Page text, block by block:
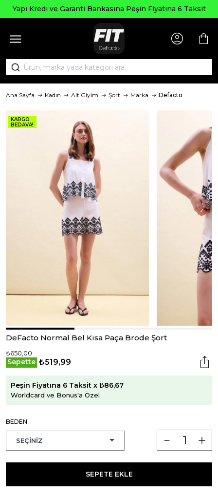
Kredi ve Garanti Bankasına Peşin Fiyatına 6 Taksit
Ana Sayfa Kadın Alt Giyim Şort Marka Defacto
KARGO
BEDAVA!
DeFacto Normal Bel Kısa Paça Brode Şort
₺650,00
Sepette ₺519,99
Peşin Fiyatına 6 Taksit x ₺86,67
Worldcard ve Bonus'a Özel
BEDEN
SEPETE EKLE